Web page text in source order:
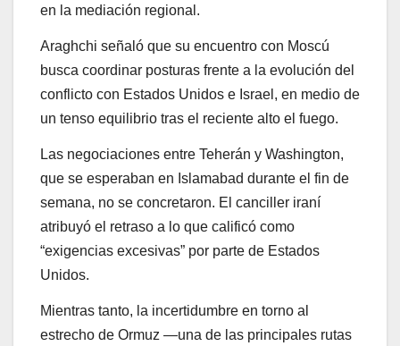
en la mediación regional.
Araghchi señaló que su encuentro con Moscú
busca coordinar posturas frente a la evolución del
conflicto con Estados Unidos e Israel, en medio de
un tenso equilibrio tras el reciente alto el fuego.
Las negociaciones entre Teherán y Washington,
que se esperaban en Islamabad durante el fin de
semana, no se concretaron. El canciller iraní
atribuyó el retraso a lo que calificó como
“exigencias excesivas” por parte de Estados
Unidos.
Mientras tanto, la incertidumbre en torno al
estrecho de Ormuz —una de las principales rutas